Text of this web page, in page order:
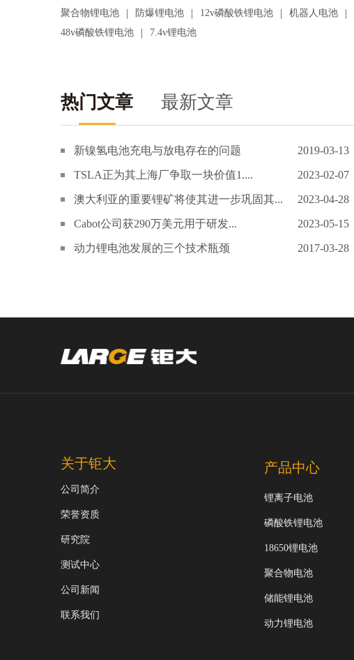
聚合物锂电池 | 防爆锂电池 | 12v磷酸铁锂电池 | 机器人电池 |
48v磷酸铁锂电池 | 7.4v锂电池
热门文章 最新文章
新镍氢电池充电与放电存在的问题 2019-03-13
TSLA正为其上海厂争取一块价值1.... 2023-02-07
澳大利亚的重要锂矿将使其进一步巩固其... 2023-04-28
Cabot公司获290万美元用于研发... 2023-05-15
动力锂电池发展的三个技术瓶颈 2017-03-28
关于钜大
公司简介
荣誉资质
研究院
测试中心
公司新闻
联系我们
产品中心
锂离子电池
磷酸铁锂电池
18650锂电池
聚合物电池
储能锂电池
动力锂电池